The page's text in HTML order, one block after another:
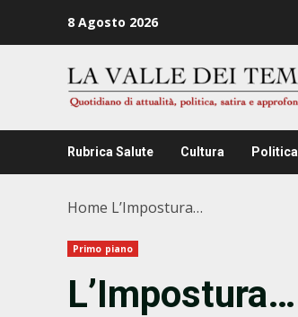
8 Agosto 2026
Rubrica Salute Cultura Politica
Home L’Impostura…
Primo piano
L’Impostura…